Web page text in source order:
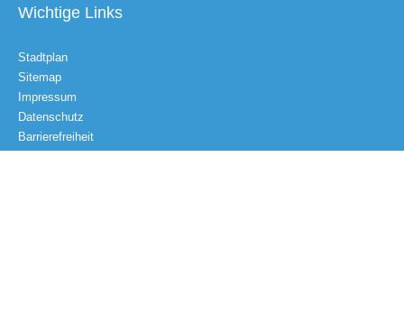
Wichtige Links
Stadtplan
Sitemap
Impressum
Datenschutz
Barrierefreiheit